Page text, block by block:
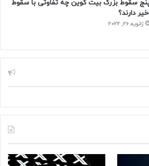
سقوط بزرگ بیت کوین چه تفاوتی با سقوط
دارند؟
ژانویه 26, 2022